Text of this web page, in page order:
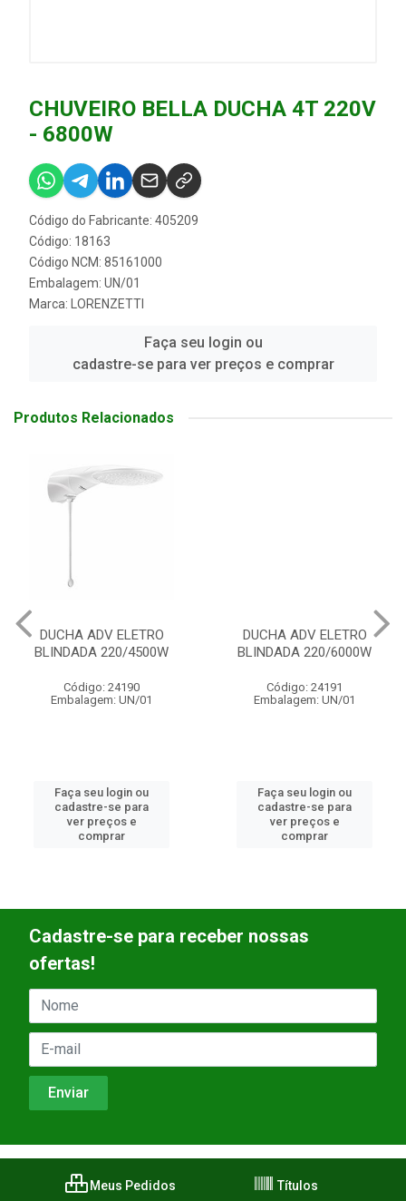
CHUVEIRO BELLA DUCHA 4T 220V
- 6800W
Código do Fabricante: 405209
Código: 18163
Código NCM: 85161000
Embalagem: UN/01
Marca: LORENZETTI
Faça seu login ou
cadastre-se para ver preços e comprar
Produtos Relacionados
DUCHA ADV ELETRO
BLINDADA 220/4500W
Código: 24190
Embalagem: UN/01
Faça seu login ou
cadastre-se para
ver preços e
comprar
DUCHA ADV ELETRO
BLINDADA 220/6000W
Código: 24191
Embalagem: UN/01
Faça seu login ou
cadastre-se para
ver preços e
comprar
Cadastre-se para receber nossas
ofertas!
Meus Pedidos Títulos